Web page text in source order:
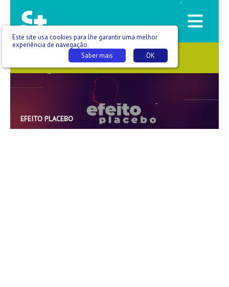
/
SAÚDE QUE SE VÊ
EFEITO PLACEBO
Este site usa cookies para lhe garantir uma melhor
experiência de navegação.
OK
Saber mais